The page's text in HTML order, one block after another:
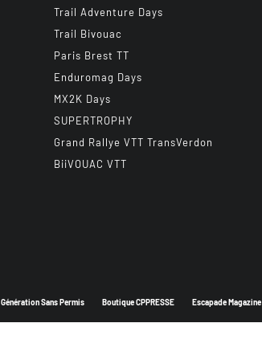
Trail Adventure Days
Trail Bivouac
Paris Brest TT
Enduromag Days
MX2K Days
SUPERTROPHY
Grand Rallye VTT TransVerdon
BiiVOUAC VTT
Génération Sans Permis Boutique CPPRESSE Escapade Magazine